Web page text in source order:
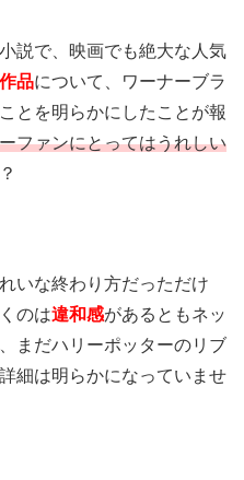
説で、映画でも絶大な人気
品について、ワーナーブラ
とを明らかにしたことが報
ファンにとってはうれしい
いな終わり方だっただけ
のは違和感があるともネッ
まだハリーポッターのリブ
細は明らかになっていませ